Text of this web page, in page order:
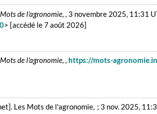
de l'agronomie, ,
3 novembre 2025, 11:31
> [accédé le 7 août 2026]
de l'agronomie, , https://mots-
Les Mots de l'agronomie, ; 3 nov. 2025,